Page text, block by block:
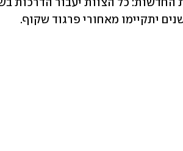
יתקיימו מאחורי פרגוד שקוף.